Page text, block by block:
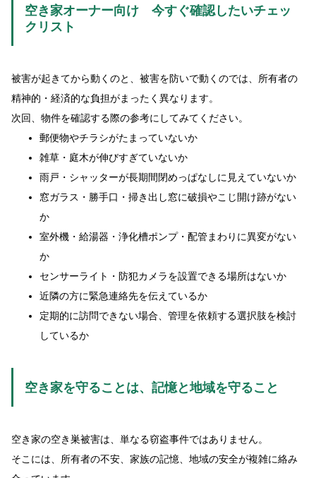
空き家オーナー向け 今すぐ確認したいチェッ
クリスト
被害が起きてから動くのと、被害を防いで動くのでは、所有者の
精神的・経済的な負担がまったく異なります。
次回、物件を確認する際の参考にしてみてください。
郵便物やチラシがたまっていないか
雑草・庭木が伸びすぎていないか
雨戸・シャッターが長期間閉めっぱなしに見えていないか
窓ガラス・勝手口・掃き出し窓に破損やこじ開け跡がない
か
室外機・給湯器・浄化槽ポンプ・配管まわりに異変がない
か
センサーライト・防犯カメラを設置できる場所はないか
近隣の方に緊急連絡先を伝えているか
定期的に訪問できない場合、管理を依頼する選択肢を検討
しているか
空き家を守ることは、記憶と地域を守ること
空き家の空き巣被害は、単なる窃盗事件ではありません。
そこには、所有者の不安、家族の記憶、地域の安全が複雑に絡み